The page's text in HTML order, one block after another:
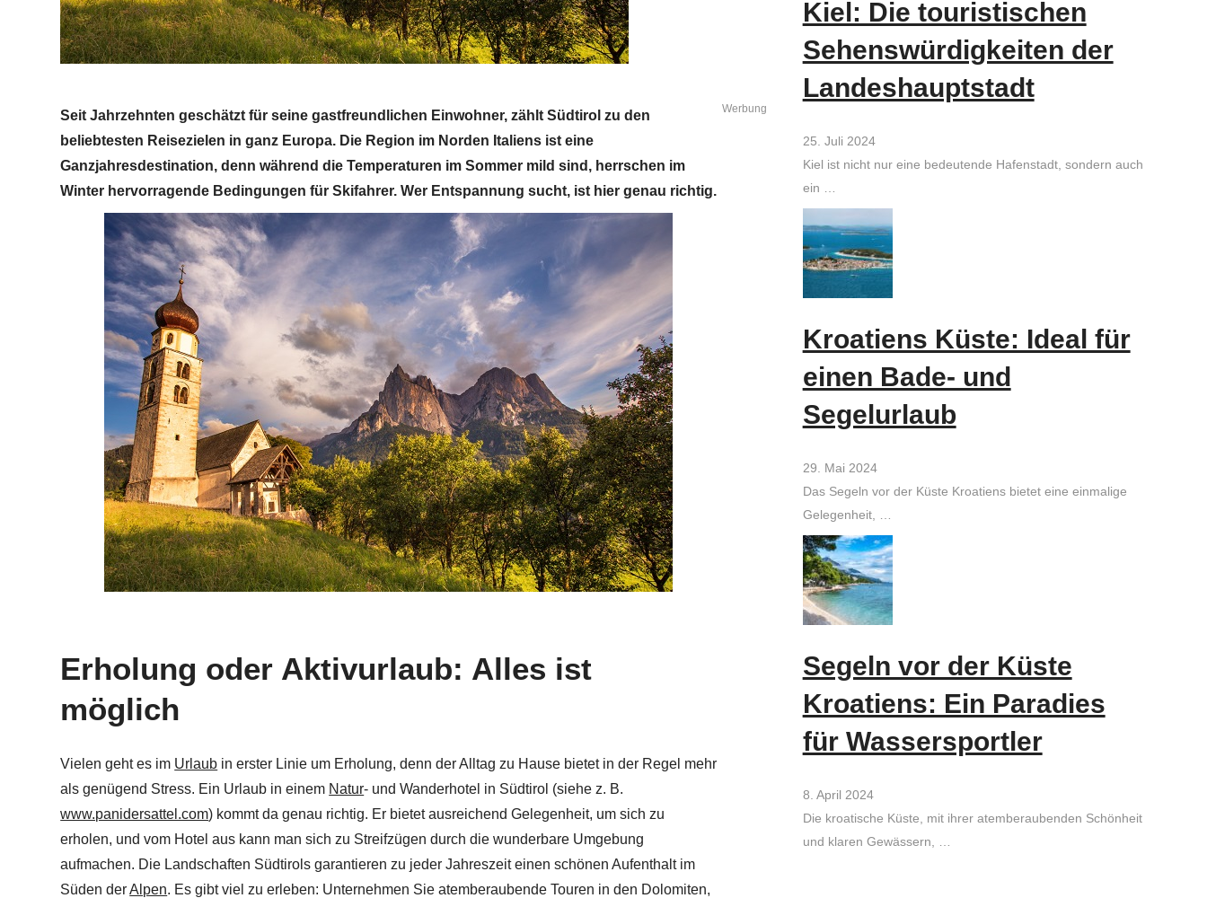
Seit Jahrzehnten geschätzt für seine gastfreundlichen Einwohner, zählt Südtirol zu den
beliebtesten Reisezielen in ganz Europa. Die Region im Norden Italiens ist eine
Ganzjahresdestination, denn während die Temperaturen im Sommer mild sind, herrschen im
Winter hervorragende Bedingungen für Skifahrer. Wer Entspannung sucht, ist hier genau richtig.
Erholung oder Aktivurlaub: Alles ist
möglich
Vielen geht es im Urlaub in erster Linie um Erholung, denn der Alltag zu Hause bietet in der Regel mehr
als genügend Stress. Ein Urlaub in einem Natur- und Wanderhotel in Südtirol (siehe z. B.
www.panidersattel.com) kommt da genau richtig. Er bietet ausreichend Gelegenheit, um sich zu
erholen, und vom Hotel aus kann man sich zu Streifzügen durch die wunderbare Umgebung
aufmachen. Die Landschaften Südtirols garantieren zu jeder Jahreszeit einen schönen Aufenthalt im
Süden derAlpen. Es gibt viel zu erleben: Unternehmen Sie atemberaubende Touren in den Dolomiten,
Werbung
Kiel: Die touristischen
Sehenswürdigkeiten der
Landeshauptstadt
25. Juli 2024
Kiel ist nicht nur eine bedeutende Hafenstadt, sondern auch
ein …
Kroatiens Küste: Ideal für
einen Bade- und
Segelurlaub
29. Mai 2024
Das Segeln vor der Küste Kroatiens bietet eine einmalige
Gelegenheit, …
Segeln vor der Küste
Kroatiens: Ein Paradies
für Wassersportler
8. April 2024
Die kroatische Küste, mit ihrer atemberaubenden Schönheit
und klaren Gewässern, …